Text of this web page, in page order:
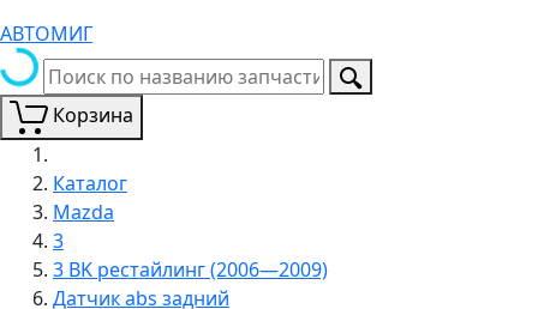
АВТОМИГ
Корзина
Каталог
Mazda
3
3 BK рестайлинг (2006—2009)
Датчик abs задний